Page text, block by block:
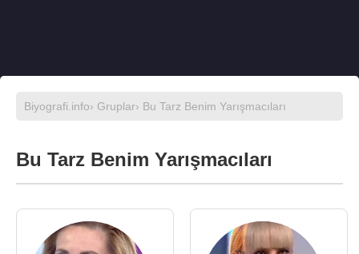
Biyografi.info› Gruplar› Bu Tarz Benim Yarışmacıları
Bu Tarz Benim Yarışmacıları